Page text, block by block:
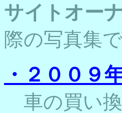
サイトオー
際の写真集で
・２００９
車の買い換